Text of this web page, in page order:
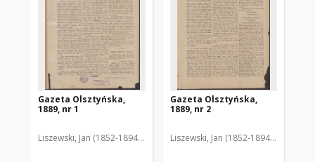
Gazeta Olsztyńska,
1889, nr 1
Liszewski, Jan (1852-1894). Red.
Gazeta Olsztyńska,
1889, nr 2
Liszewski, Jan (1852-1894). Red.